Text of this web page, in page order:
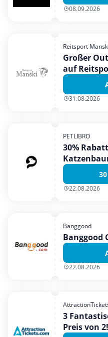
Shopping
Urlaub & Reise
08.09.2026
Reitsport
Großer
auf
31.08.2026
PETLIBRO
30%
22.08.2026
Banggood
Banggood
22.08.2026
3
Preis von 2!